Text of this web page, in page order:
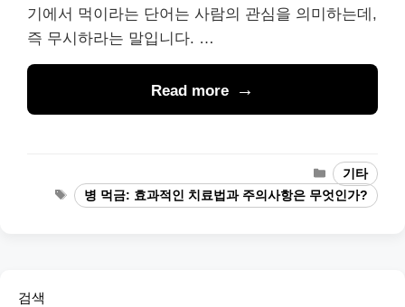
기에서 먹이라는 단어는 사람의 관심을 의미하는데,
즉 무시하라는 말입니다. …
Read more
Categories
기타
Tags병 먹금: 효과적인 치료법과 주의사항은 무엇인가?
검색